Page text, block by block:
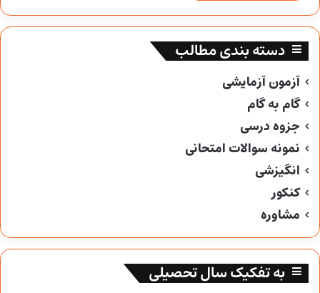
دسته بندی مطالب
آزمون آزمایشی
گام به گام
جزوه درسی
نمونه سوالات امتحانی
انگیزشی
کنکور
مشاوره
به تفکیک سال تحصیلی